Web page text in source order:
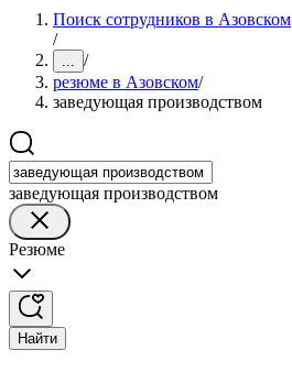
Поиск сотрудников в Азовском
/
... /
резюме в Азовском/
заведующая производством
заведующая производством
Резюме
Найти